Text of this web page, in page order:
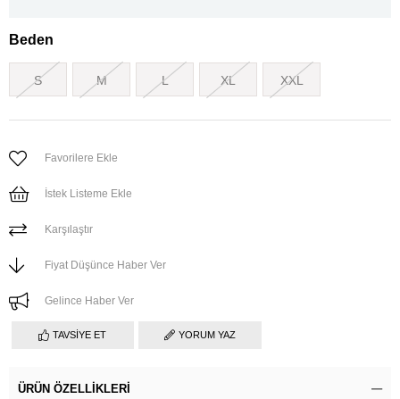
Beden
S M L XL XXL
Favorilere Ekle
İstek Listeme Ekle
Karşılaştır
Fiyat Düşünce Haber Ver
Gelince Haber Ver
TAVSIYE ET YORUM YAZ
ÜRÜN ÖZELLIKLERI